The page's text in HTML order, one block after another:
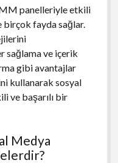
panelleriyle etkili
birçok fayda sağlar.
sağlama ve içerik
gibi avantajlar
kullanarak sosyal
ve başarılı bir
Medya